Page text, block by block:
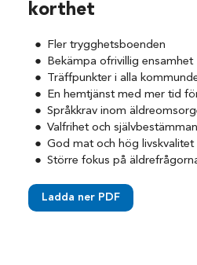
korthet
Fler trygghetsboenden
Bekämpa ofrivillig ensamhet
Träffpunkter i alla
En hemtjänst med mer tid
Språkkrav inom
Valfrihet och
God mat och hög livskvalitet
Större fokus på
Ladda ner PDF